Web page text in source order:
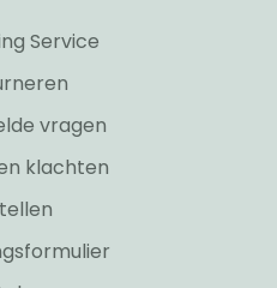
Service
vragen
klachten